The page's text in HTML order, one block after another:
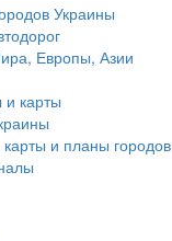
Украины
Европы, Азии
карты
и планы городов